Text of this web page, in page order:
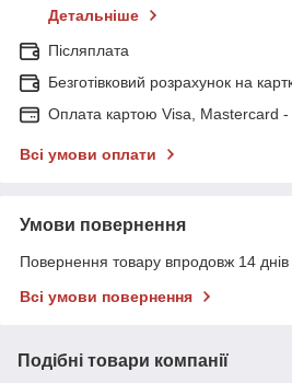
Детальніше
Післяплата
Безготівковий розрахунок на
Оплата картою Visa, Mastercard -
Всі умови оплати
Умови повернення
Повернення товару впродовж 14 днів
Всі умови повернення
Подібні товари компанії